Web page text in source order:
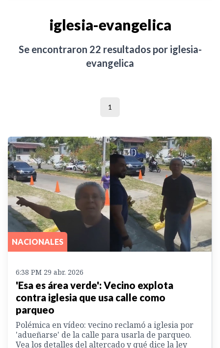
iglesia-evangelica
Se encontraron 22 resultados por iglesia-
evangelica
1
NACIONALES
6:38 PM 29 abr. 2026
'Esa es área verde': Vecino explota
contra iglesia que usa calle como
parqueo
Polémica en vídeo: vecino reclamó a iglesia por
'adueñarse' de la calle para usarla de parqueo.
Vea los detalles del altercado y qué dice la ley